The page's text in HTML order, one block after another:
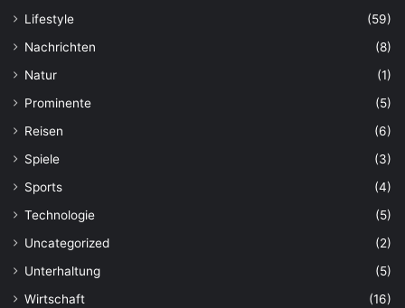
Lifestyle
(59)
Nachrichten
(8)
Natur
(1)
Prominente
(5)
Reisen
(6)
Spiele
(3)
Sports
(4)
Technologie
(5)
Uncategorized
(2)
Unterhaltung
(5)
Wirtschaft
(16)